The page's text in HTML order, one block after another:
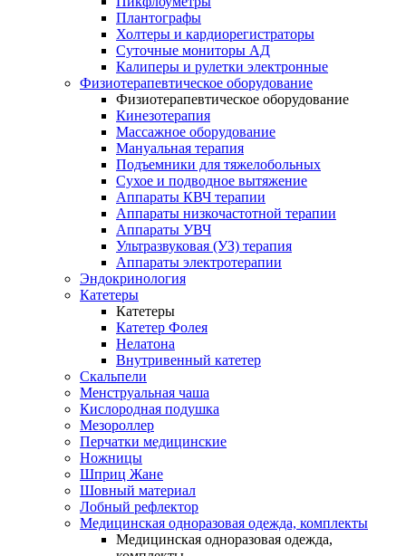
Плантографы
Холтеры и кардиорегистраторы
Суточные мониторы АД
Калиперы и рулетки электронные
Физиотерапевтическое оборудование
Физиотерапевтическое оборудование
Кинезотерапия
Массажное оборудование
Мануальная терапия
Подъемники для тяжелобольных
Сухое и подводное вытяжение
Аппараты КВЧ терапии
Аппараты низкочастотной терапии
Аппараты УВЧ
Ультразвуковая (УЗ) терапия
Аппараты электротерапии
Эндокринология
Катетеры
Катетеры
Катетер Фолея
Нелатона
Внутривенный катетер
Скальпели
Менструальная чаша
Кислородная подушка
Мезороллер
Перчатки медицинские
Ножницы
Шприц Жане
Шовный материал
Лобный рефлектор
Медицинская одноразовая одежда, комплекты
Медицинская одноразовая одежда,